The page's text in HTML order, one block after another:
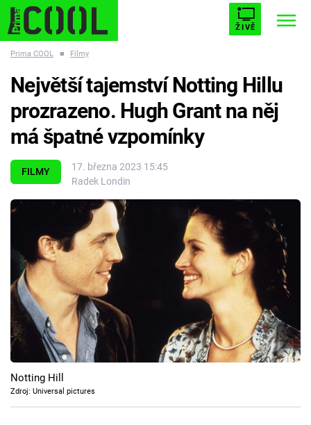
ŽIVĚ
ESCAPE PLNEJ KOTEL AVENGERS 5
Témata
Seriály
Hry
Cool Esport
Pořady
TV Program
Prima COOL ■ Filmy
FILMY
17. března 2023 15:45
Radek Londin
Největší tajemství Notting Hillu
prozrazeno. Hugh Grant na něj
má špatné vzpomínky
Notting Hill
Zdroj: Universal pictures